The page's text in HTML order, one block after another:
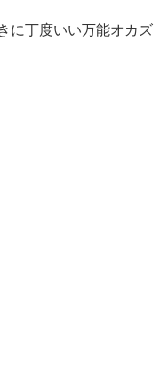
に丁度いい万能オカズ